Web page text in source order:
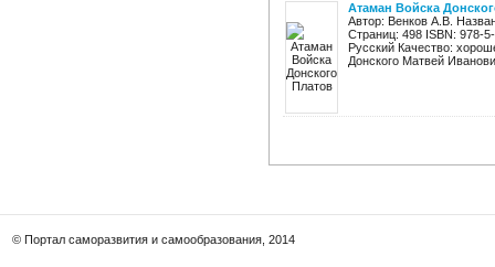
Атаман Войска
Автор: Венков А.В.
Страниц: 498 ISBN: 978-
Русский Качество:
Донского Матвей
© Портал саморазвития и самообразования, 2014